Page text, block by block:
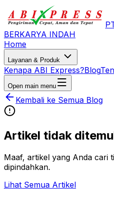
BERKARYA INDAH
Home
Layanan & Produk
Kenapa ABI Express?Blog
Open main menu
Kembali ke Semua Blog
Artikel tidak
Maaf, artikel yang Anda cari
dipindahkan.
Lihat Semua Artikel